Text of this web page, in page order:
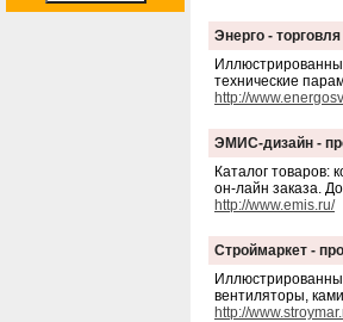
Энерго -
технические
http://
ЭМИС-дизайн -
Каталог товаров:
он-лайн заказа.
http://www.emis.ru/
Строймаркет -
вентиляторы,
http://